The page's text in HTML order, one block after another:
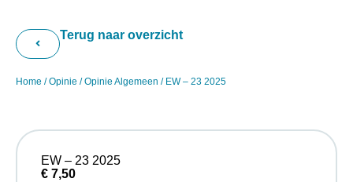
Terug naar overzicht
Home /Opinie /Opinie Algemeen / EW – 23 2025
EW – 23 2025
€ 7,50